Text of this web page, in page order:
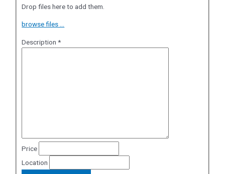
Drop files here to add them.
browse files ...
Description*
Price
Location